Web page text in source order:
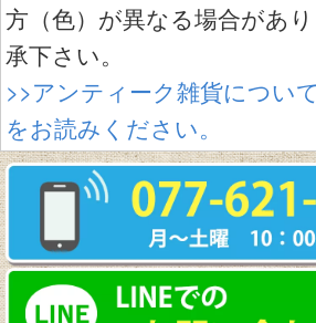
方（色）が異なる場合があ
承下さい。
>>アンティーク雑貨につい
をお読みください。